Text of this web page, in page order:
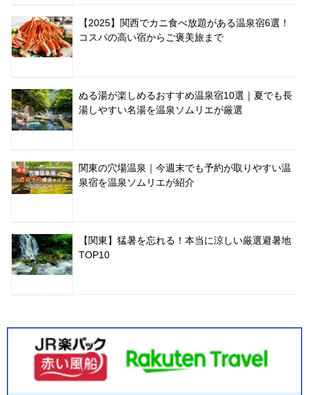
【2025】関西でカニ食べ放題がある温泉宿6選！
コスパの高い宿からご褒美旅まで
ぬる湯が楽しめるおすすめ温泉宿10選｜夏でも長
湯しやすい名湯を温泉ソムリエが厳選
関東の穴場温泉｜今週末でも予約が取りやすい温
泉宿を温泉ソムリエが紹介
【関東】猛暑を忘れる！本当に涼しい厳選避暑地
TOP10